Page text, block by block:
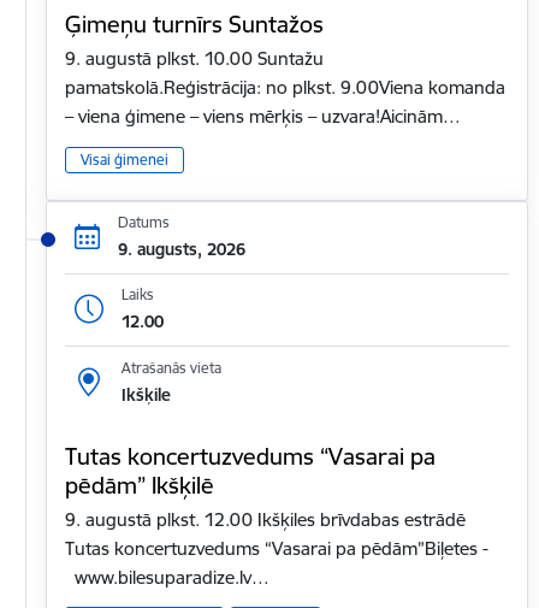
Ģimeņu turnīrs Suntažos
9. augustā plkst. 10.00 Suntažu
pamatskolā.Reģistrācija: no plkst. 9.00Viena komanda
– viena ģimene – viens mērķis – uzvara!Aicinām…
Visai ģimenei
Datums
9. augusts, 2026
Laiks
12.00
Atrašanās vieta
Ikšķile
Tutas koncertuzvedums “Vasarai pa
pēdām” Ikšķilē
9. augustā plkst. 12.00 Ikšķiles brīvdabas estrādē
Tutas koncertuzvedums “Vasarai pa pēdām”Biļetes -
www.bilesuparadize.lv…